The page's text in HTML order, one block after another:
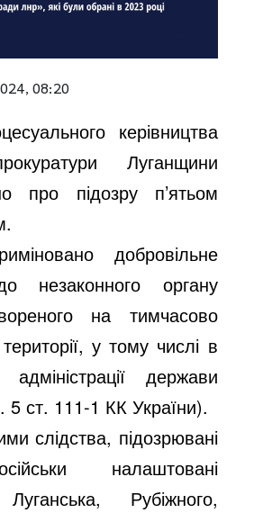
08:20
керівництва
Луганщини
про підозру п’ятьом
добровільне
незаконного органу
на тимчасово
у тому числі в
адміністрації держави
5 ст. 111-1 КК України).
слідства, підозрювані
налаштовані
Рубіжного,